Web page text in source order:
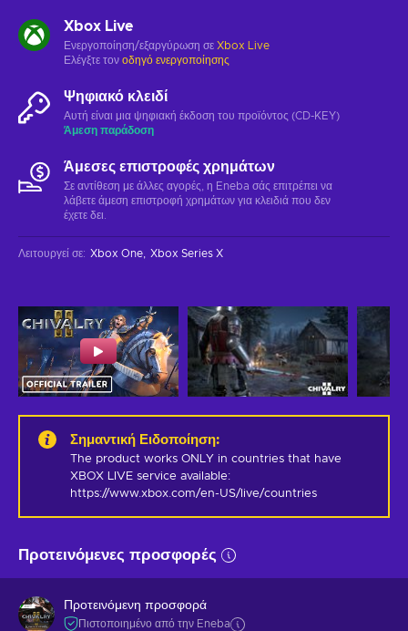
Xbox Live
Ενεργοποίηση/εξαργύρωση σε Xbox Live
Ελέγξτε τον οδηγό ενεργοποίησης
Ψηφιακό κλειδί
Αυτή είναι μια ψηφιακή έκδοση του προϊόντος (CD-KEY)
Άμεση παράδοση
Άμεσες επιστροφές χρημάτων
Σε αντίθεση με άλλες αγορές, η Eneba σάς επιτρέπει να
λάβετε άμεση επιστροφή χρημάτων για κλειδιά που δεν
έχετε δει.
Λειτουργεί σε: Xbox One Xbox Series X
Σημαντική Ειδοποίηση:
The product works ONLY in countries that have
XBOX LIVE service available:
https://www.xbox.com/en-US/live/countries
Προτεινόμενες προσφορές
Προτεινόμενη προσφορά
Πιστοποιημένο από την Eneba